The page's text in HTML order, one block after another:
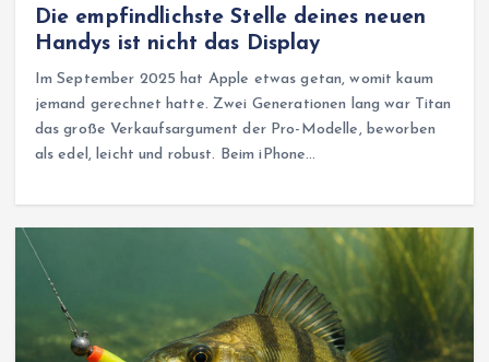
Die empfindlichste Stelle deines neuen
Handys ist nicht das Display
Im September 2025 hat Apple etwas getan, womit kaum
jemand gerechnet hatte. Zwei Generationen lang war Titan
das große Verkaufsargument der Pro-Modelle, beworben
als edel, leicht und robust. Beim iPhone…